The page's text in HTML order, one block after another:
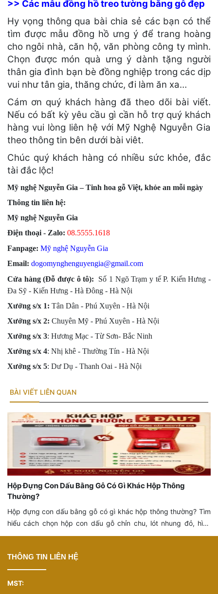
>> Các mẫu đồng hồ treo tường bằng gỗ đẹp
Hy vọng thông qua bài chia sẻ các bạn có thể
tìm được mẫu đồng hồ ưng ý để trang hoàng
cho ngôi nhà, căn hộ, văn phòng công ty mình.
Chọn được món quà ưng ý dành tặng người
thân gia đình bạn bè đồng nghiệp trong các dịp
vui như tân gia, thăng chức, đi làm ăn xa…
Cám ơn quý khách hàng đã theo dõi bài viết.
Nếu có bất kỳ yêu cầu gì cần hỗ trợ quý khách
hàng vui lòng liên hệ với Mỹ Nghệ Nguyễn Gia
theo thông tin bên dưới bài viêt.
Chúc quý khách hàng có nhiều sức khỏe, đắc
tài đắc lộc!
Mỹ nghệ Nguyễn Gia – Tinh hoa gỗ Việt, khỏe an mỗi ngày
Thông tin liên hệ:
Mỹ nghệ Nguyễn Gia
Điện thoại - Zalo: 08.5555.1618
Fanpage: Mỹ nghệ Nguyễn Gia
Email: dogomynghenguyengia@gmail.com
Cửa hàng (Đỗ được ô tô):
Số 1 Ngõ Trạm y tế P. Kiến Hưng -
Đa Sỹ - Kiến Hưng - Hà Đông - Hà Nội
Xưởng s/x 1: Tân Dân - Phú Xuyên - Hà Nội
Xưởng s/x 2: Chuyên Mỹ - Phú Xuyên - Hà Nội
Xưởng s/x 3: Hương Mạc - Từ Sơn- Bắc Ninh
Xưởng s/x 4: Nhị khê - Thường Tín - Hà Nội
Xưởng s/x 5: Dư Dụ - Thanh Oai - Hà Nội
BÀI VIẾT LIÊN QUAN
Hộp Đựng Con Dấu Bằng Gỗ Có Gì Khác Hộp Thông
Thường?
Hộp đựng con dấu bằng gỗ có gì khác hộp thông thường? Tìm
hiểu cách chọn hộp con dấu gỗ chỉn chu, lót nhung đỏ, hình
khắc đẹp, chắc chắn và phù hợp bàn làm việc, văn phòng.
THÔNG TIN LIÊN HỆ
MST: